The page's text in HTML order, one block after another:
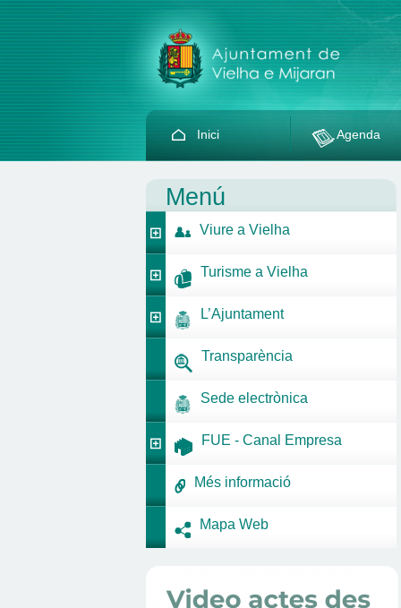
Inici Agenda
Menú
Viure a Vielha
Turisme a Vielha
L’Ajuntament
Transparència
Sede electrònica
FUE - Canal Empresa
Més informació
Mapa Web